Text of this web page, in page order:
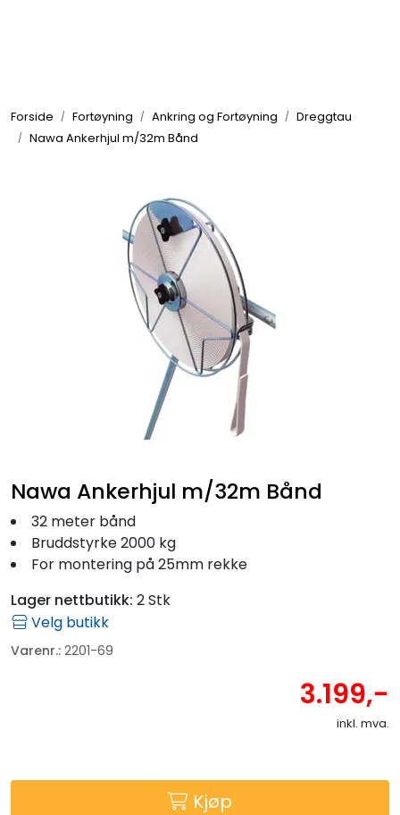
Forside Fortøyning Ankring og Fortøyning
Dreggtau
Nawa Ankerhjul m/32m Bånd
Nawa Ankerhjul m/32m Bånd
32 meter bånd
Bruddstyrke 2000 kg
For montering på 25mm rekke
Lager nettbutikk: 2 Stk
Velg butikk
Varenr.: 2201-69
3.199,-
inkl. mva.
Kjøp
Elektrisk
Båtpleie/Opplag
Seil
Outlet